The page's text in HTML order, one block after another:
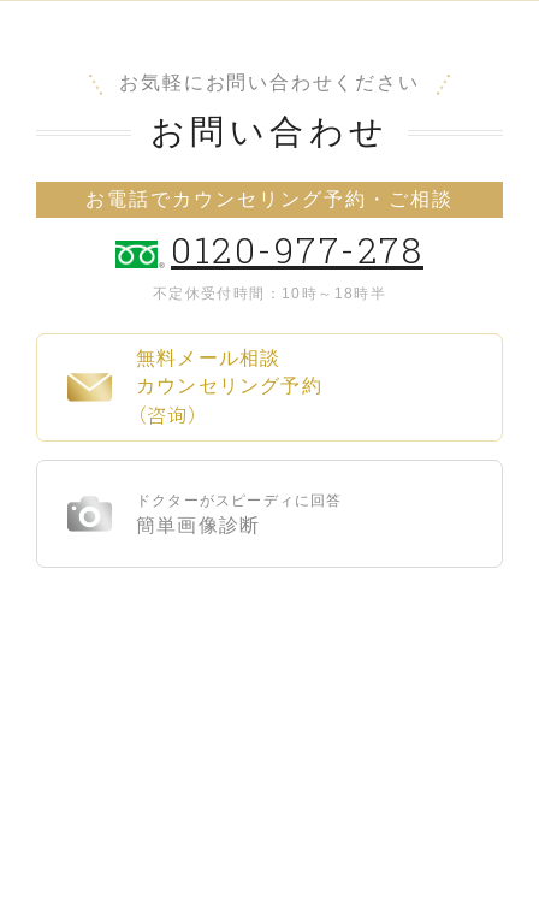
お気軽にお問い合わせください
お問い合わせ
お電話でカウンセリング予約・ご相談
0120-977-278
不定休 受付時間：10時～18時半
無料メール相談
カウンセリング予約
（咨询）
ドクターがスピーディに回答
簡単画像診断